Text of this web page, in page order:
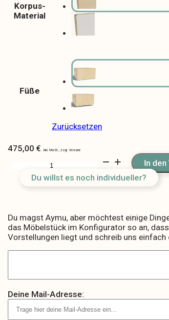
Korpus-
Material
Füße
Zurücksetzen
475,00 €
In
Du willst es noch individueller?
Du magst Aymu, aber möchtest einige
das Möbelstück im Konfigurator so an,
Vorstellungen liegt und schreib uns einfach
Deine Mail-Adresse: